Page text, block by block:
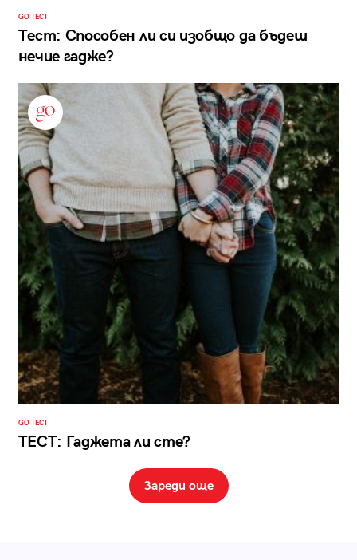
GO ТЕСТ
Тест: Способен ли си изобщо да бъдеш
нечие гадже?
GO ТЕСТ
ТЕСТ: Гаджета ли сте?
Зареди още